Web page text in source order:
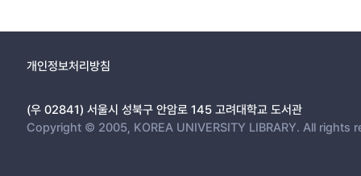
개인정보처리방침
(우 02841) 서울시 성북구 안암로 145 고려대학교 도서관
Copyright © 2005, KOREA UNIVERSITY LIBRARY. All rights